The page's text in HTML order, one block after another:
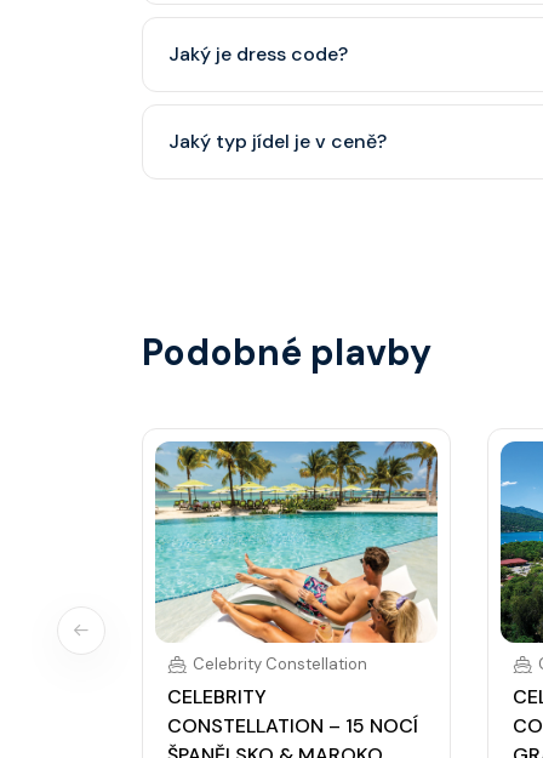
dětský klub (od 3 let).
Jaký je dress code?
smoking.
Jaký typ jídel je v ceně?
Podobné plavby
Celebrity Constellation
CELEBRITY
CONSTELLATION – 15 NOCÍ